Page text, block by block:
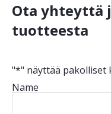
Ota yhteyttä
tuotteesta
"*" näyttää pakolliset
Name